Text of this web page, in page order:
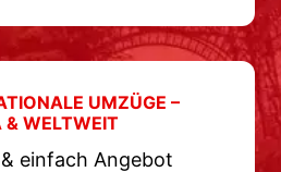
UMZÜGE –
& WELTWEIT
einfach Angebot